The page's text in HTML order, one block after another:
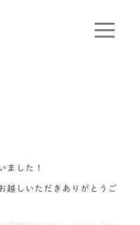
ました！
越しいただきありがとうご